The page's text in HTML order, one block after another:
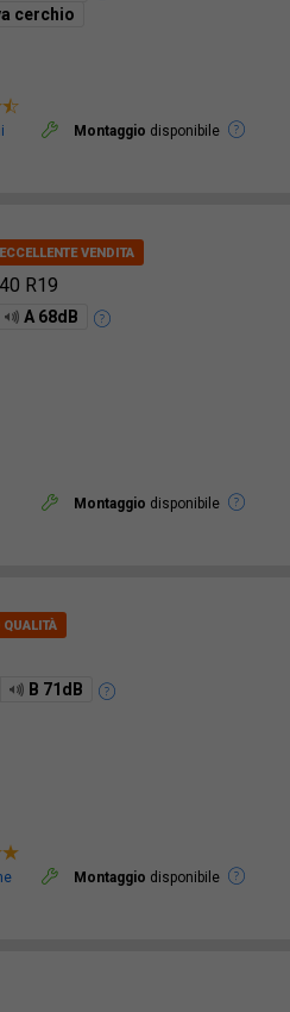
cerchio
Montaggio disponibile
R19
A 68dB
Montaggio disponibile
B 71dB
Montaggio disponibile